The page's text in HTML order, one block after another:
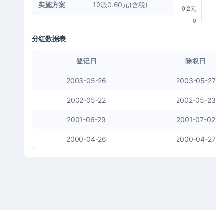
实施方案 10派0.60元(含税)
分红数据表
登记日 除权日
2003-05-26 2003-05-27
2002-05-22 2002-05-23
2001-06-29 2001-07-02
2000-04-26 2000-04-27